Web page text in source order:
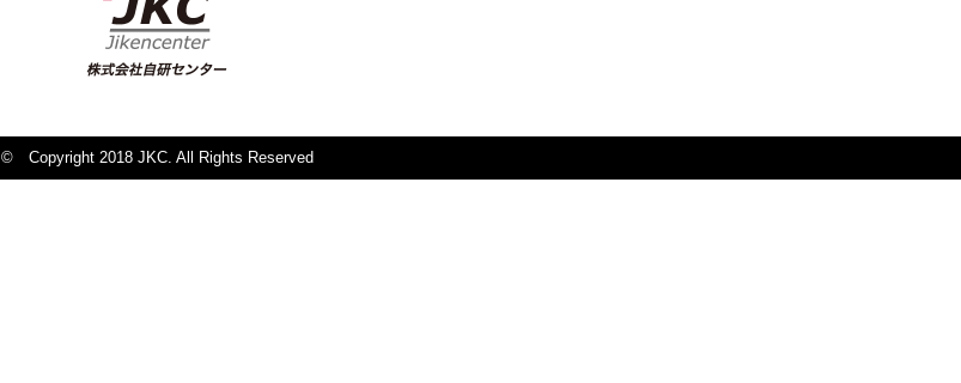
© Copyright 2018 JKC. All Rights Reserved